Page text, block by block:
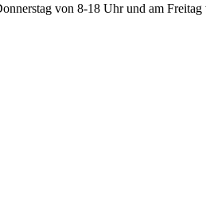
von 8-18 Uhr und am